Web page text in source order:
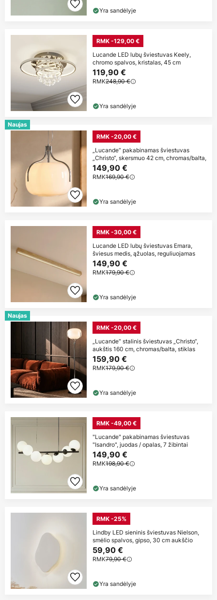
Yra sandėlyje
RMK -129,00 €
Lucande LED lubų šviestuvas Keely,
chromo spalvos, kristalas, 45 cm
119,90 €
RMK248,90 €
Yra sandėlyje
Naujas
RMK -20,00 €
„Lucande“ pakabinamas šviestuvas
„Christo“, skersmuo 42 cm, chromas/balta,
149,90 €
RMK169,90 €
Yra sandėlyje
RMK -30,00 €
Lucande LED lubų šviestuvas Emara,
šviesus medis, ąžuolas, reguliuojamas
149,90 €
RMK179,90 €
Yra sandėlyje
Naujas
RMK -20,00 €
„Lucande“ stalinis šviestuvas „Christo“,
aukštis 160 cm, chromas/balta, stiklas
159,90 €
RMK179,90 €
Yra sandėlyje
RMK -49,00 €
"Lucande" pakabinamas šviestuvas
"Isandro", juodas / opalas, 7 žibintai
149,90 €
RMK198,90 €
Yra sandėlyje
RMK -25%
Lindby LED sieninis šviestuvas Nielson,
smėlio spalvos, gipso, 30 cm aukščio
59,90 €
RMK79,90 €
Yra sandėlyje